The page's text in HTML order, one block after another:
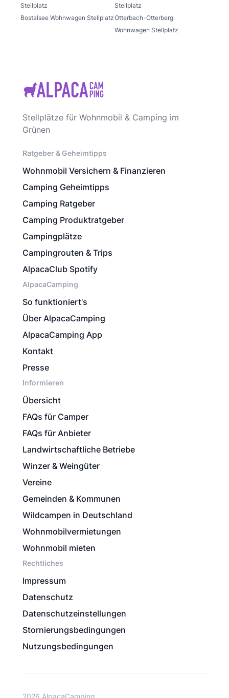
Stellplatz
Bostalsee Wohnwagen Stellplatz
Stellplatz
Otterbach-Otterberg
Wohnwagen Stellplatz
Stellplätze für Wohnmobil & Camping im
Grünen
Ratgeber & Geheimtipps
Wohnmobil Versichern & Finanzieren
Camping Geheimtipps
Camping Ratgeber
Camping Produktratgeber
Campingplätze
Campingrouten & Trips
AlpacaClub Spotify
AlpacaCamping
So funktioniert's
Über AlpacaCamping
AlpacaCamping App
Kontakt
Presse
Informieren
Übersicht
FAQs für Camper
FAQs für Anbieter
Landwirtschaftliche Betriebe
Winzer & Weingüter
Vereine
Gemeinden & Kommunen
Wildcampen in Deutschland
Wohnmobilvermietungen
Wohnmobil mieten
Rechtliches
Impressum
Datenschutz
Datenschutzeinstellungen
Stornierungsbedingungen
Nutzungsbedingungen
2026 AlpacaCamping